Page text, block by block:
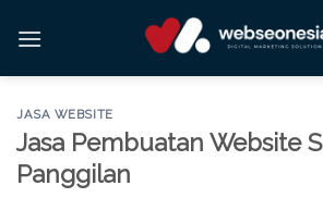
JASA WEBSITE
Jasa Pembuatan Website
Panggilan